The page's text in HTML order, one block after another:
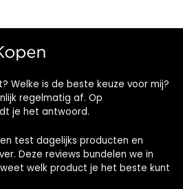
Welke is de beste keuze voor mij?
regelmatig af. Op
je het antwoord.
test dagelijks producten en
Deze reviews bundelen we in
welk product je het beste kunt